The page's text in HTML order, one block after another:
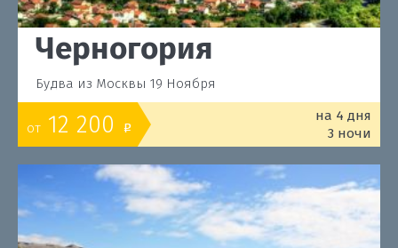
Черногория
Будва из Москвы 19 Ноября
от 12 200 o
на 4 дня
3 ночи